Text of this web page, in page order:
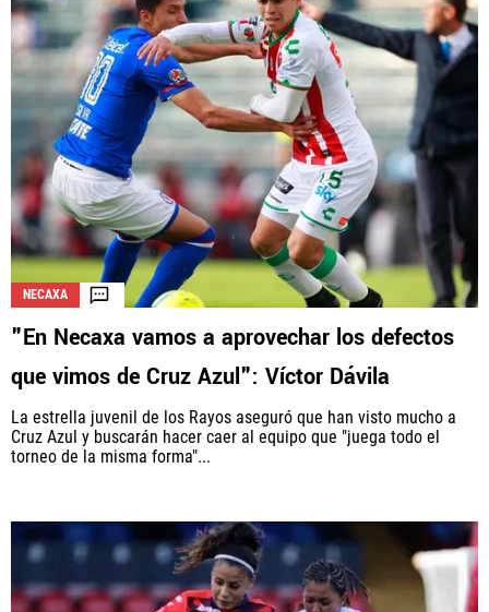
NECAXA
"En Necaxa vamos a aprovechar los defectos
que vimos de Cruz Azul": Víctor Dávila
La estrella juvenil de los Rayos aseguró que han visto mucho a
Cruz Azul y buscarán hacer caer al equipo que "juega todo el
torneo de la misma forma"...